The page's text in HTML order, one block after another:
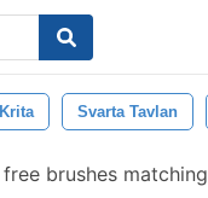
Krita Svarta Tavlan
brushes matching